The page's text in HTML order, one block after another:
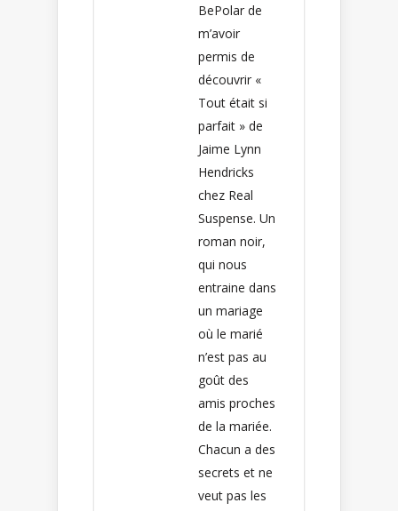
BePolar de
m’avoir
permis de
découvrir «
Tout était si
parfait » de
Jaime Lynn
Hendricks
chez Real
Suspense. Un
roman noir,
qui nous
entraine dans
un mariage
où le marié
n’est pas au
goût des
amis proches
de la mariée.
Chacun a des
secrets et ne
veut pas les